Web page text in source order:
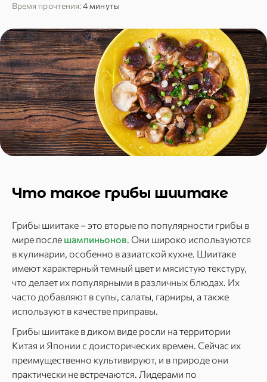
Время прочтения:4 минуты
Что такое грибы шиитаке
Грибы шиитаке – это вторые по популярности грибы в
мире после шампиньонов. Они широко используются
в кулинарии, особенно в азиатской кухне. Шиитаке
имеют характерный темный цвет и мясистую текстуру,
что делает их популярными в различных блюдах. Их
часто добавляют в супы, салаты, гарниры, а также
используют в качестве приправы.
Грибы шиитаке в диком виде росли на территории
Китая и Японии с доисторических времен. Сейчас их
преимущественно культивируют, и в природе они
практически не встречаются. Лидерами по